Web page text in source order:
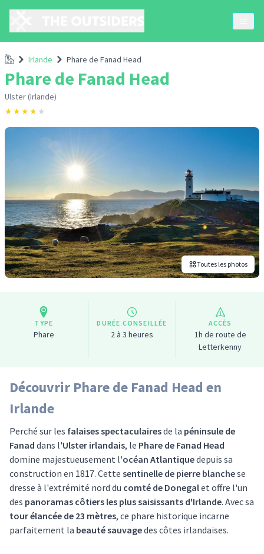
Accueil
Irlande Phare de Fanad Head
Phare de Fanad Head
Ulster (Irlande)
★★★★ ★
Toutes les photos
TYPE
Phare
DURÉE CONSEILLÉE
2 à 3 heures
ACCÈS
1h de route de
Letterkenny
Découvrir Phare de Fanad Head en
Irlande
Perché sur les falaises spectaculairesde la péninsule de
Fanad dans l'Ulster irlandais, le Phare de Fanad Head
domine majestueusement l'océan Atlantiquedepuis sa
construction en 1817. Cette sentinelle de pierre blanchese
dresse à l'extrémité nord du comté de Donegalet offre l'un
des panoramas côtiers les plus saisissants d'Irlande. Avec sa
tour élancée de 23 mètres, ce phare historique incarne
parfaitement la beauté sauvagedes côtes irlandaises.